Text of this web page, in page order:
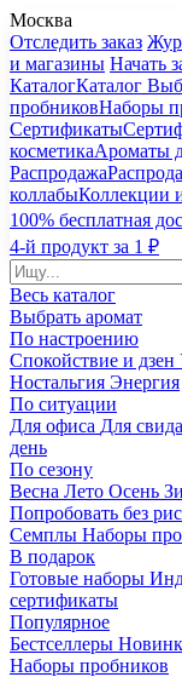
Москва
Отследить заказ
и магазины Начать
КаталогКаталог
пробниковНаборы
Сертификаты
косметикаАроматы
Распродажа
коллабыКоллекции
100% бесплатная
4-й продукт за 1 ₽
Весь каталог
Выбрать аромат
По настроению
Спокойствие и дзен
Ностальгия Энергия
По ситуации
Для офиса Для
день
По сезону
Весна Лето Осень
Попробовать без
Семплы Наборы
В подарок
Готовые наборы
сертификаты
Популярное
Бестселлеры
Наборы пробников